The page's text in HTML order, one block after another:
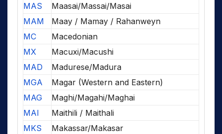
MAS
Maasai/Massai/Masai
MAM
Maay / Mamay / Rahanweyn
MC
Macedonian
MX
Macuxi/Macushi
MAD
Madurese/Madura
MGA
Magar (Western and Eastern)
MAG
Maghi/Magahi/Maghai
MAI
Maithili / Maithali
MKS
Makassar/Makasar